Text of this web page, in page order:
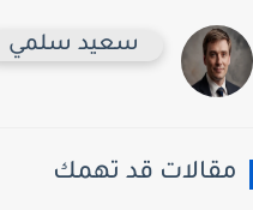
سعيد سلمي
مقالات قد تهمك